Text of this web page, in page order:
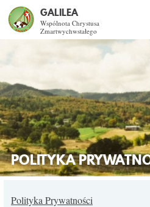
GALILEA
Wspólnota Chrystusa
Zmartwychwstałego
Szukaj
CO DAJE
SPOTKANIA
DLA KOGO?
POLITYKA
Polityka Prywatności